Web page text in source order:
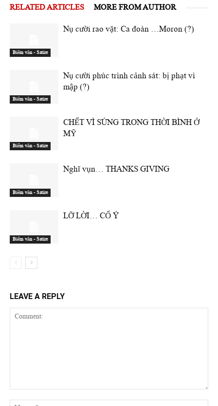
RELATED ARTICLES MORE FROM AUTHOR
Biếm văn - Satire
Nụ cười rao vặt: Ca đoàn …Moron (?)
Biếm văn - Satire
Nụ cười phúc trình cảnh sát: bị phạt vì
mập (?)
Biếm văn - Satire
CHẾT VÌ SÚNG TRONG THỜI BÌNH Ở
MỸ
Biếm văn - Satire
Nghĩ vụn… THANKS GIVING
Biếm văn - Satire
LỠ LỜI… CỐ Ý
LEAVE A REPLY